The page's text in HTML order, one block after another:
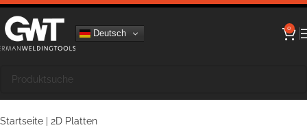
Deutsch 0
Startseite 2D Platten